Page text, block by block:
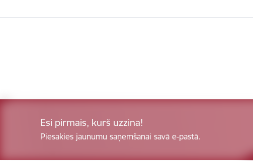
Esi pirmais, kurš uzzina!
Piesakies jaunumu saņemšanai savā e-pastā.